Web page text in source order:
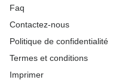
Faq
Contactez-nous
Politique de confidentialité
Termes et conditions
Imprimer